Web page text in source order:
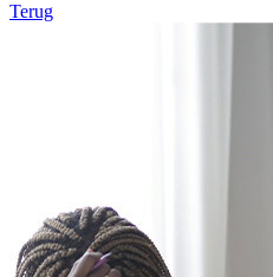
Terug